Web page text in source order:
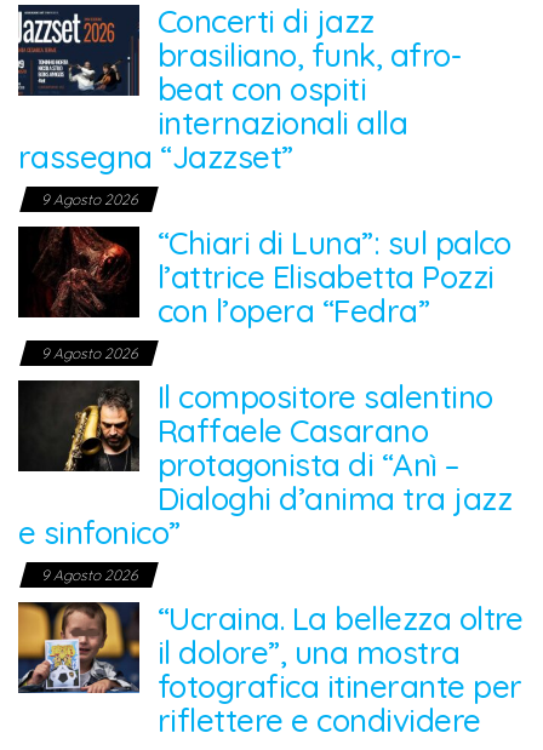
Concerti di jazz
brasiliano, funk, afro-
beat con ospiti
internazionali alla
rassegna “Jazzset”
9 Agosto 2026
“Chiari di Luna”: sul palco
l’attrice Elisabetta Pozzi
con l’opera “Fedra”
9 Agosto 2026
Il compositore salentino
Raffaele Casarano
protagonista di “Anì –
Dialoghi d’anima tra jazz
e sinfonico”
9 Agosto 2026
“Ucraina. La bellezza oltre
il dolore”, una mostra
fotografica itinerante per
riflettere e condividere